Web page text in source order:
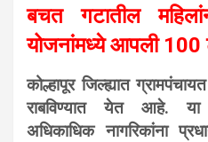
बचत गटातील
योजनांमध्ये आपली 100
कोल्हापूर जिल्ह्यात
राबविण्यात येत आहे. या
अधिकाधिक नागरिकांना